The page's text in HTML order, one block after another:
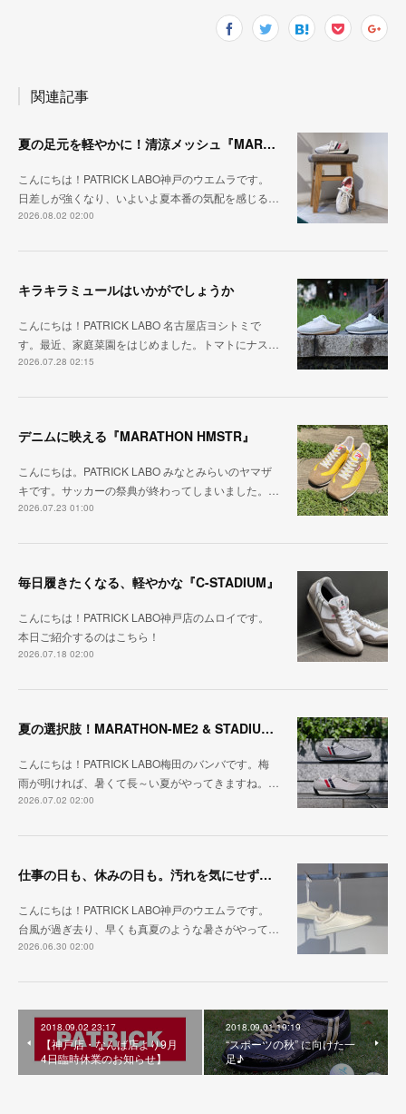
関連記事
夏の足元を軽やかに！清涼メッシュ『MARATHON-ME2』
こんにちは！PATRICK LABO神戸のウエムラです。
日差しが強くなり、いよいよ夏本番の気配を感じる…
2026.08.02 02:00
キラキラミュールはいかがでしょうか
こんにちは！PATRICK LABO 名古屋店ヨシトミで
す。最近、家庭菜園をはじめました。トマトにナス…
2026.07.28 02:15
デニムに映える『MARATHON HMSTR』
こんにちは。PATRICK LABO みなとみらいのヤマザ
キです。サッカーの祭典が終わってしまいました。…
2026.07.23 01:00
毎日履きたくなる、軽やかな『C-STADIUM』
こんにちは！PATRICK LABO神戸店のムロイです。
本日ご紹介するのはこちら！
2026.07.18 02:00
夏の選択肢！MARATHON-ME2 & STADIUM-ME2
こんにちは！PATRICK LABO梅田のバンバです。梅
雨が明ければ、暑くて長～い夏がやってきますね。…
2026.07.02 02:00
仕事の日も、休みの日も。汚れを気にせず毎日履ける『PUNCH-WP_WHT』
こんにちは！PATRICK LABO神戸のウエムラです。
台風が過ぎ去り、早くも真夏のような暑さがやって…
2026.06.30 02:00
2018.09.02 23:17
【神戸店・なんば店より9月
4日臨時休業のお知らせ】
2018.09.01 19:19
“スポーツの秋” に向けた一
足♪